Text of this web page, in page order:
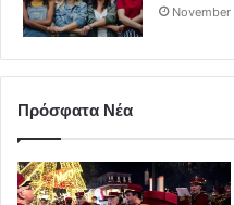
Πρόσφατα Νέα